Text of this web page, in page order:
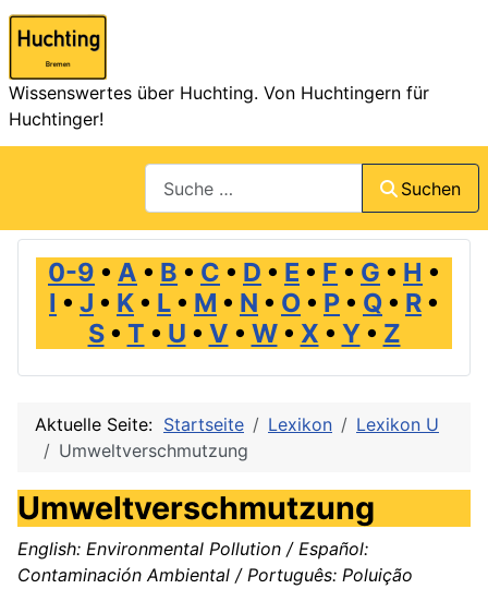
Wissenswertes über Huchting. Von Huchtingern für
Huchtinger!
Suchen
0-9 • A • B • C • D • E • F • G • H •
I • J • K • L • M • N • O • P • Q • R •
S• T • U • V • W• X • Y• Z
Aktuelle Seite: Startseite Lexikon
Lexikon U
Umweltverschmutzung
Umweltverschmutzung
English: Environmental Pollution / Español:
Contaminación Ambiental / Português: Poluição